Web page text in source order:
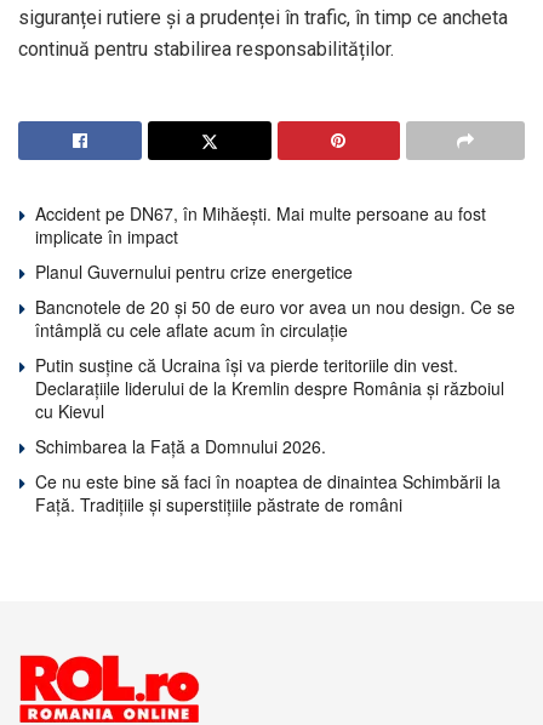
siguranței rutiere și a prudenței în trafic, în timp ce ancheta
continuă pentru stabilirea responsabilităților.
Accident pe DN67, în Mihăești. Mai multe persoane au fost
implicate în impact
Planul Guvernului pentru crize energetice
Bancnotele de 20 și 50 de euro vor avea un nou design. Ce se
întâmplă cu cele aflate acum în circulație
Putin susține că Ucraina își va pierde teritoriile din vest.
Declarațiile liderului de la Kremlin despre România și războiul
cu Kievul
Schimbarea la Față a Domnului 2026.
Ce nu este bine să faci în noaptea de dinaintea Schimbării la
Față. Tradițiile și superstițiile păstrate de români